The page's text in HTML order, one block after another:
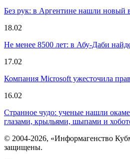
Без рук: в Аргентине нашли новый
18.02
Не менее 8500 лет: в Абу-Даби
17.02
Компания Microsoft ужесточила
16.02
Странное чудо: ученые нашли
глазами, крыльями, шыпами и
© 2004-2026, «Информагенство
защищены.